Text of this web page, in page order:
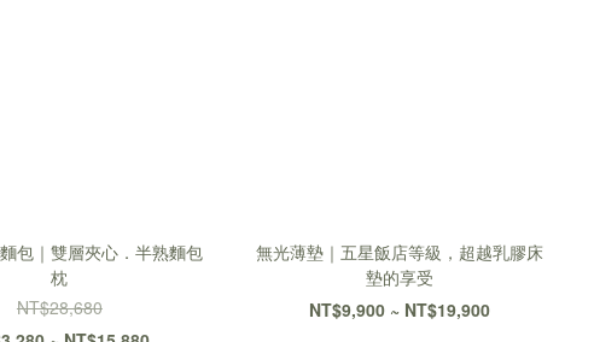
包｜雙層夾心．半熟麵包
枕
NT$28,680
無光薄墊｜五星飯店等級，超越乳膠床
墊的享受
NT$9,900 ~ NT$19,900